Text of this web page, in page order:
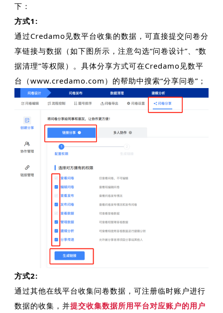
下：
方式1:
通过Credamo见数平台收集的数据，可直接提交问卷分
享链接与数据（如下图所示，注意勾选“问卷设计”、“数
据清理”等权限）。具体分享方式可在Credamo见数平
台（www.credamo.com）的帮助中搜索“分享问卷”；
方式2:
通过其他在线平台收集问卷数据，可注册临时账户进行
数据的收集，并提交收集数据所用平台对应账户的用户